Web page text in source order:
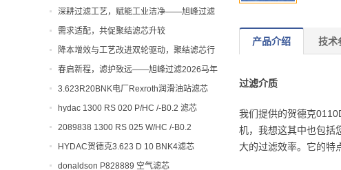
产品介绍 技术
过滤介质
我们提供的贺德克
机，我想这其中也包括
大的过滤效率。它的特
深耕过滤工艺，赋能工业洁净——旭峰过滤
解析聚结滤芯工艺与应用价值
需求适配，共促聚结滤芯升较
降本增效与工艺改进双轮驱动，聚结滤芯行
业迎来新机遇
春启新程，滤护致远——旭峰过滤2026马年
开工大吉！
3.623R20BNK电厂Rexroth润滑油站滤芯
hydac 1300 RS 020 P/HC /-B0.2 滤芯
2089838 1300 RS 025 W/HC /-B0.2
HYDAC贺德克3.623 D 10 BNK4滤芯
donaldson P828889 空气滤芯